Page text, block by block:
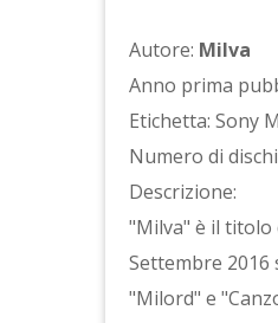
Autore: Milva
Anno prima
Etichetta: Sony
Numero di
Descrizione:
"Milva" è il titolo
Settembre 2016
"Milord" e